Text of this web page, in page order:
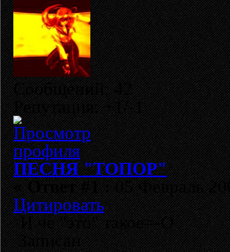
Сообщений: 42
Репутация: +1/-1
ПЕСНЯ "ТОПОР"
«Ответ #1 :05 Февраль
Цитировать
И че "это" такое=-O
Записан